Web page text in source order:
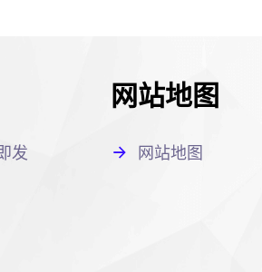
发
网站地图
网站地图